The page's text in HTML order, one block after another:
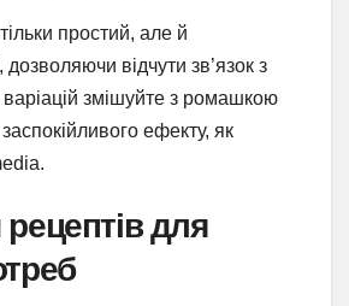
простий, але й
відчути зв’язок з
змішуйте з ромашкою
ефекту, як
рецептів для